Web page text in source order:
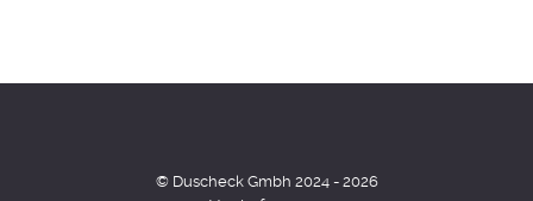
© Duscheck Gmbh 2024 - 2026